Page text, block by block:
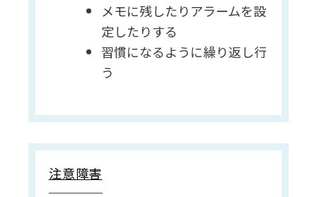
メモに残したりアラームを設
定したりする
習慣になるように繰り返し行
う
注意障害